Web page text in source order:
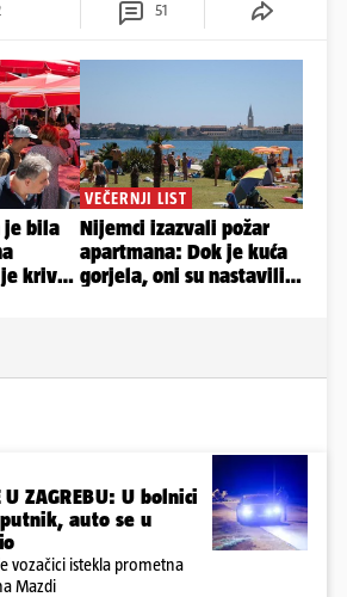
51
U ZAGREBU: U bolnici
auto se u
vozačici istekla prometna
Mazdi